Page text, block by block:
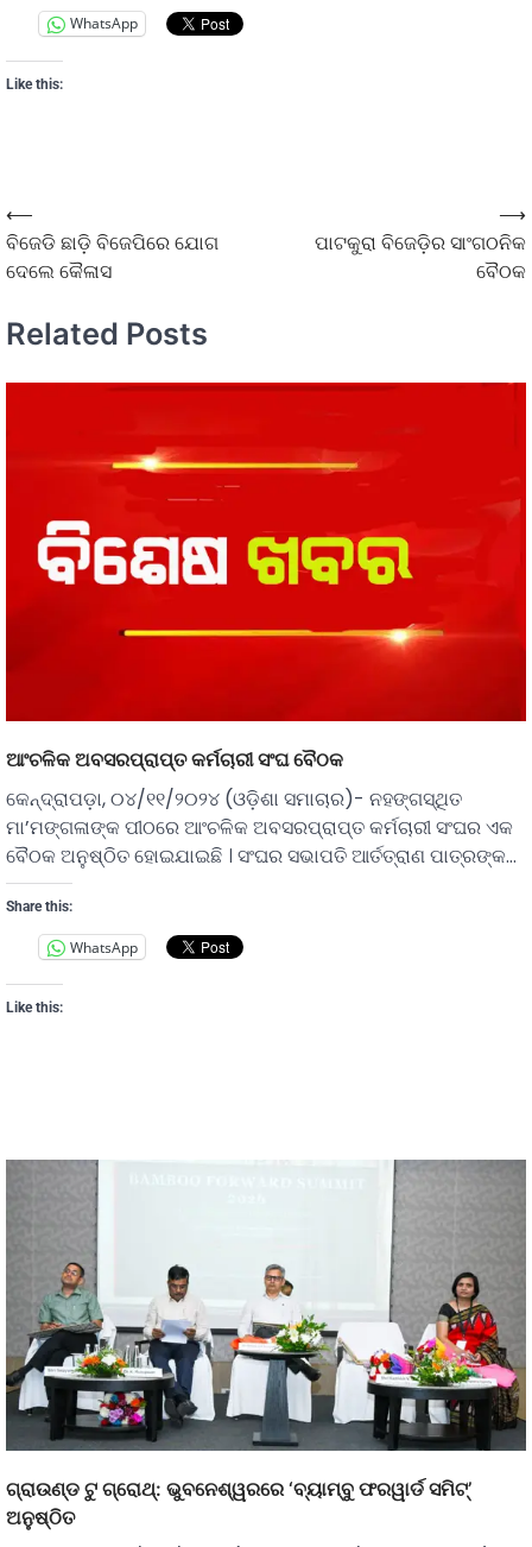
WhatsApp
Like this:
⟵
ବିଜେଡି ଛାଡ଼ି ବିଜେପିରେ ଯୋଗ
ଦେଲେ କୈଳାସ
ପାଟକୁରା ବିଜେଡ଼ିର ସାଂଗଠନିକ
ବୈଠକ
⟶
Related Posts
ଆଂଚଳିକ ଅବସରପ୍ରାପ୍ତ କର୍ମଚାରୀ ସଂଘ ବୈଠକ
କେନ୍ଦ୍ରାପଡ଼ା, ୦୪/୧୧/୨୦୨୪ (ଓଡ଼ିଶା ସମାଚାର)- ନହଙ୍ଗସ୍ଥିତ
ମା’ମଙ୍ଗଳାଙ୍କ ପୀଠରେ ଆଂଚଳିକ ଅବସରପ୍ରାପ୍ତ କର୍ମଚାରୀ ସଂଘର ଏକ
ବୈଠକ ଅନୁଷ୍ଠିତ ହୋଇଯାଇଛି । ସଂଘର ସଭାପତି ଆର୍ତତ୍ରାଣ ପାତ୍ରଙ୍କ…
Share this:
WhatsApp
Like this:
ଗ୍ରାଉଣ୍ଡ ଟୁ ଗ୍ରୋଥ୍: ଭୁବନେଶ୍ୱରରେ ‘ବ୍ୟାମ୍ବୁ ଫରୱାର୍ଡ ସମିଟ୍’
ଅନୁଷ୍ଠିତ